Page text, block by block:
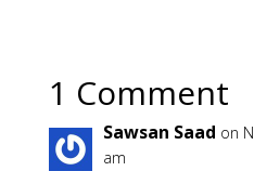
1 Comment
Sawsan Saad on
am